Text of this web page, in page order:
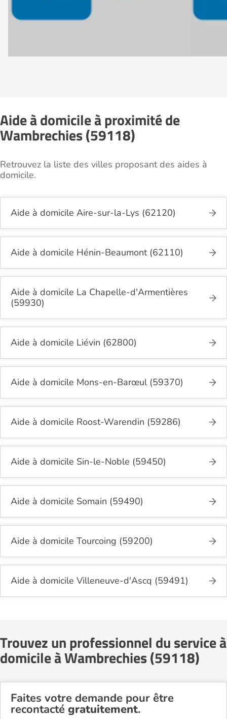
Aide à domicile à proximité de
Wambrechies (59118)
Retrouvez la liste des villes proposant des aides à
domicile.
Aide à domicile Aire-sur-la-Lys (62120)
Aide à domicile Hénin-Beaumont (62110)
Aide à domicile La Chapelle-d'Armentières
(59930)
Aide à domicile Liévin (62800)
Aide à domicile Mons-en-Barœul (59370)
Aide à domicile Roost-Warendin (59286)
Aide à domicile Sin-le-Noble (59450)
Aide à domicile Somain (59490)
Aide à domicile Tourcoing (59200)
Aide à domicile Villeneuve-d'Ascq (59491)
Trouvez un professionnel du service à
domicile à Wambrechies (59118)
Faites votre demande pour être
recontacté gratuitement.